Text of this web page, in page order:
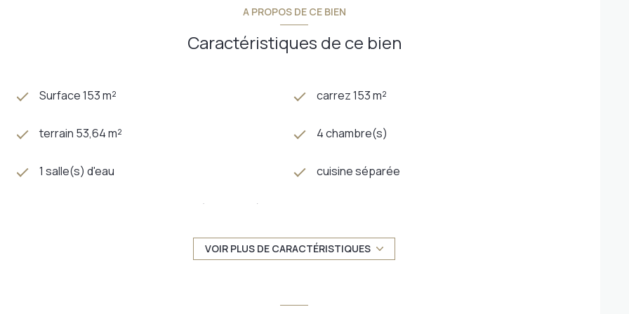
A PROPOS DE CE BIEN
Caractéristiques de ce bien
Surface 153 m² carrez 153 m²
terrain 53,64 m² 4 chambre(s)
1 salle(s) d'eau cuisine séparée
Chauffage individuel : radiateur (electrique)
2 niveau(x)
VOIR PLUS DE CARACTÉRISTIQUES